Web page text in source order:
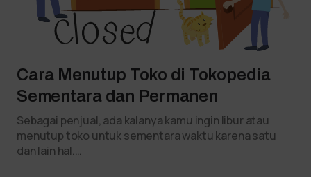
Cara Menutup Toko di Tokopedia
Sementara dan Permanen
Sebagai penjual, ada kalanya kamu ingin libur atau
menutup toko untuk sementara waktu karena satu
dan lain hal.…